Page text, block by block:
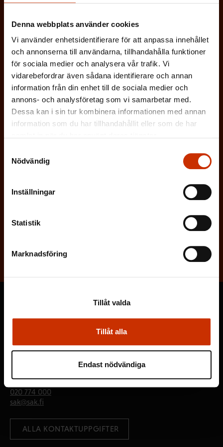
Denna webbplats använder cookies
Vi använder enhetsidentifierare för att anpassa innehållet
och annonserna till användarna, tillhandahålla funktioner
för sociala medier och analysera vår trafik. Vi
vidarebefordrar även sådana identifierare och annan
information från din enhet till de sociala medier och
annons- och analysföretag som vi samarbetar med.
Dessa kan i sin tur kombinera informationen med annan
information som du har tillhandahållit eller som de har
Nödvändig
Inställningar
Statistik
Marknadsföring
Tillåt alla
Tillåt valda
Endast nödvändiga
Finlands Fackförbunds Centralorganisation FFC
PB 157
020 774 000
sak@sak.fi
ALLA KONTAKTUPPGIFTER
Prenumerera på Löntagarens nyhetsbrev
Förnamn (Obligatoriskt)
Efternamn (Obligatoriskt)
E-postadress
(Obligatoriskt)
På vilket språk vill du ha nyhetsbrevet?
Jag godkänner att mina uppgifter sparas och
dataskyddsbeskrivningen för
kommunikationsregister
Prenumerera